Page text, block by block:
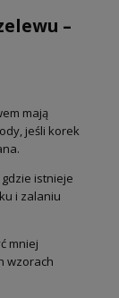
–
mają
jeśli korek
istnieje
i zalaniu
mniej
wzorach